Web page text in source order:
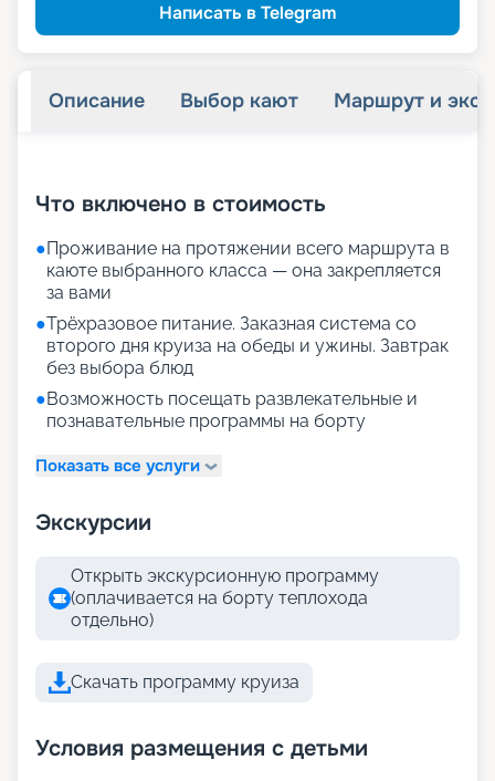
Написать в Telegram
Описание Выбор кают Маршрут и
Что включено в стоимость
●Проживание на протяжении всего маршрута в
каюте выбранного класса — она закрепляется
за вами
●Трёхразовое питание. Заказная система со
второго дня круиза на обеды и ужины. Завтрак
без выбора блюд
●Возможность посещать развлекательные и
познавательные программы на борту
Показать все услуги
Экскурсии
Открыть экскурсионную программу
(оплачивается на борту теплохода
отдельно)
Скачать программу круиза
Условия размещения с детьми